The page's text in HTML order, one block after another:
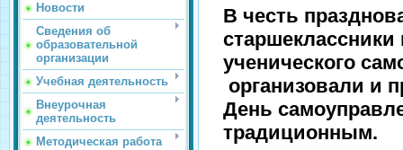
Новости
Сведения об
образовательной
организации
Учебная деятельность
Внеурочная
деятельность
Методическая работа
В честь
ученического
организовали и
День
традиционным.